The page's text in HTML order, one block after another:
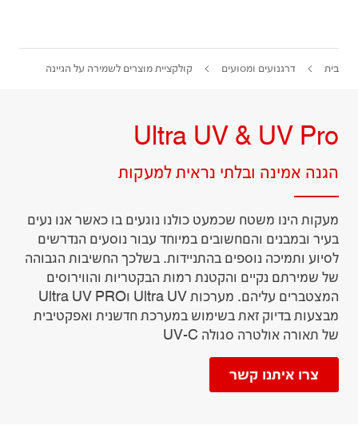
בית דרגנועים ומסועים קולקציית מוצרים לשמירה על הגיינה
Ultra UV & UV Pro
הגנה אמינה ובלתי נראית למעקות
מעקות הינו משטח שכמעט כולנו נוגעים בו כאשר אנו נעים
בעיר ובמבנים והםחשובים במיוחד עבור נוסעים הנדרשים
לסיוע ותמיכה נוספים בהתניידות. בשלכך החשיבות הגבוהה
של שמירתם נקיים והקטנת רמות הבקטריות והווירוסים
המצטברים עליהם. מערכות Ultra UV וUltra UV PRO
מבצעות בדיוק זאת בשימוש במערכת חדשנית ואפקטיבית
של תאורה אולטרה סגולה UV-C
צרו איתנו קשר